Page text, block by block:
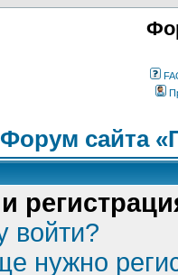
сайта
войти?
нужно